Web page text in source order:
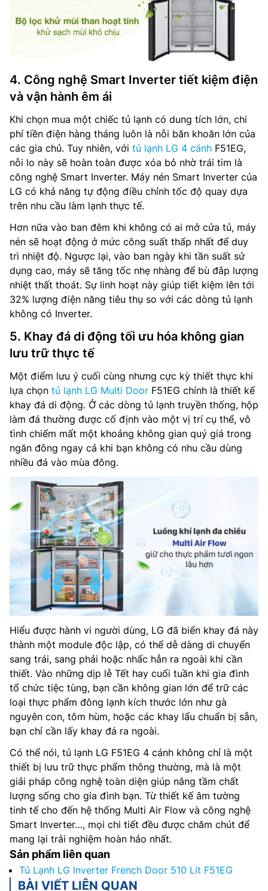
4. Công nghệ Smart Inverter tiết kiệm điện
và vận hành êm ái
Khi chọn mua một chiếc tủ lạnh có dung tích lớn, chi
phí tiền điện hàng tháng luôn là nỗi băn khoăn lớn của
các gia chủ. Tuy nhiên, với tủ lạnh LG 4 cánh F51EG,
nỗi lo này sẽ hoàn toàn được xóa bỏ nhờ trái tim là
công nghệ Smart Inverter. Máy nén Smart Inverter của
LG có khả năng tự động điều chỉnh tốc độ quay dựa
trên nhu cầu làm lạnh thực tế.
Hơn nữa vào ban đêm khi không có ai mở cửa tủ, máy
nén sẽ hoạt động ở mức công suất thấp nhất để duy
trì nhiệt độ. Ngược lại, vào ban ngày khi tần suất sử
dụng cao, máy sẽ tăng tốc nhẹ nhàng để bù đắp lượng
nhiệt thất thoát. Sự linh hoạt này giúp tiết kiệm lên tới
32% lượng điện năng tiêu thụ so với các dòng tủ lạnh
không có Inverter.
5. Khay đá di động tối ưu hóa không gian
lưu trữ thực tế
Một điểm lưu ý cuối cùng nhưng cực kỳ thiết thực khi
lựa chọn tủ lạnh LG Multi Door F51EG chính là thiết kế
khay đá di động. Ở các dòng tủ lạnh truyền thống, hộp
làm đá thường được cố định vào một vị trí cụ thể, vô
tình chiếm mất một khoảng không gian quý giá trong
ngăn đông ngay cả khi bạn không có nhu cầu dùng
nhiều đá vào mùa đông.
Hiểu được hành vi người dùng, LG đã biến khay đá này
thành một module độc lập, có thể dễ dàng di chuyển
sang trái, sang phải hoặc nhấc hẳn ra ngoài khi cần
thiết. Vào những dịp lễ Tết hay cuối tuần khi gia đình
tổ chức tiệc tùng, bạn cần không gian lớn để trữ các
loại thực phẩm đông lạnh kích thước lớn như gà
nguyên con, tôm hùm, hoặc các khay lẩu chuẩn bị sẵn,
bạn chỉ cần lấy khay đá ra ngoài.
Có thể nói, tủ lạnh LG F51EG 4 cánh không chỉ là một
thiết bị lưu trữ thực phẩm thông thường, mà là một
giải pháp công nghệ toàn diện giúp nâng tầm chất
lượng sống cho gia đình bạn. Từ thiết kế âm tường
tinh tế cho đến hệ thống Multi Air Flow và công nghệ
Smart Inverter…, mọi chi tiết đều được chăm chút để
mang lại trải nghiệm hoàn hảo nhất.
Sản phẩm liên quan
Tủ Lạnh LG Inverter French Door 510 Lít F51EG
BÀI VIẾT LIÊN QUAN